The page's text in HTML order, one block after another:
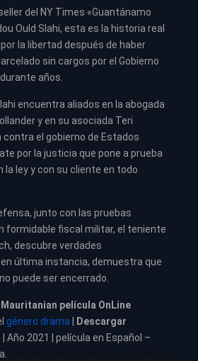
del NY Times «Guantánamo
Ould Slahi, esta es la historia real
la libertad después de haber
sin cargos por el Gobierno
años.
encuentra aliados en la abogada
y en su asociada Teri
contra el gobierno de Estados
por la justicia que pone a prueba
la ley y con su cliente en todo
junto con las pruebas
formidable fiscal militar, el teniente
descubre verdades
última instancia, demuestra que
puede ser encerrado.
película OnLine
género drama
Descargar
| Año 2021 | película en Español –